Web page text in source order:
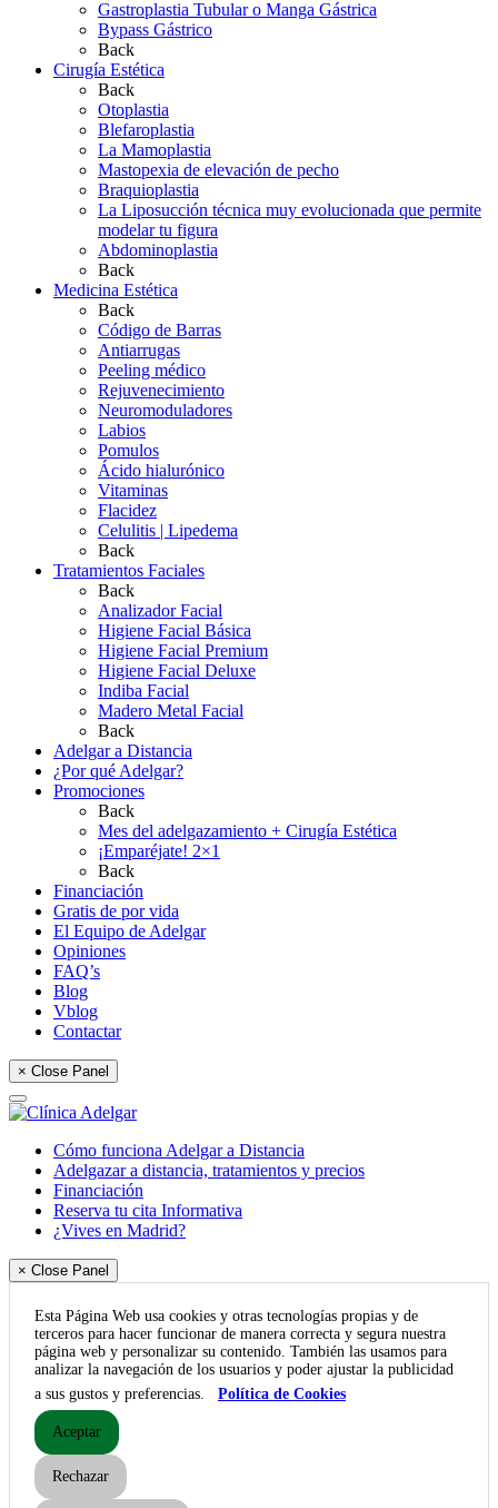
Gastroplastia Tubular o Manga Gástrica
Bypass Gástrico
Back
Cirugía Estética
Back
Otoplastia
Blefaroplastia
La Mamoplastia
Mastopexia de elevación de pecho
Braquioplastia
La Liposucción técnica muy evolucionada que permite
modelar tu figura
Abdominoplastia
Back
Medicina Estética
Back
Código de Barras
Antiarrugas
Peeling médico
Rejuvenecimiento
Neuromoduladores
Labios
Pomulos
Ácido hialurónico
Vitaminas
Flacidez
Celulitis | Lipedema
Back
Tratamientos Faciales
Back
Analizador Facial
Higiene Facial Básica
Higiene Facial Premium
Higiene Facial Deluxe
Indiba Facial
Madero Metal Facial
Back
Adelgar a Distancia
¿Por qué Adelgar?
Promociones
Back
Mes del adelgazamiento + Cirugía Estética
¡Emparéjate! 2×1
Back
Financiación
Gratis de por vida
El Equipo de Adelgar
Opiniones
FAQ’s
Blog
Vblog
Contactar
× Close Panel
Cómo funciona Adelgar a Distancia
Adelgazar a distancia, tratamientos y precios
Financiación
Reserva tu cita Informativa
¿Vives en Madrid?
× Close Panel
Esta Página Web usa cookies y otras tecnologías propias y de
terceros para hacer funcionar de manera correcta y segura nuestra
página web y personalizar su contenido. También las usamos para
analizar la navegación de los usuarios y poder ajustar la publicidad
a sus gustos y preferencias.
Política de Cookies
Aceptar
Rechazar